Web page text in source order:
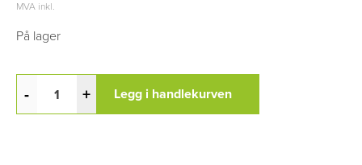
MVA inkl.
På lager
- + Legg i handlekurven